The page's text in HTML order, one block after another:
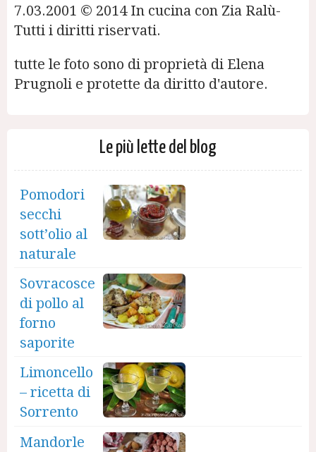
7.03.2001 © 2014 In cucina con Zia Ralù-
Tutti i diritti riservati.
tutte le foto sono di proprietà di Elena
Prugnoli e protette da diritto d'autore.
Le più lette del blog
Pomodori
secchi
sott’olio al
naturale
Sovracosce
di pollo al
forno
saporite
Limoncello
– ricetta di
Sorrento
Mandorle